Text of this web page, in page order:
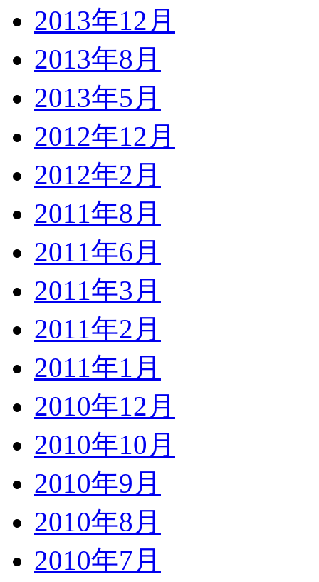
2013年12月
2013年8月
2013年5月
2012年12月
2012年2月
2011年8月
2011年6月
2011年3月
2011年2月
2011年1月
2010年12月
2010年10月
2010年9月
2010年8月
2010年7月